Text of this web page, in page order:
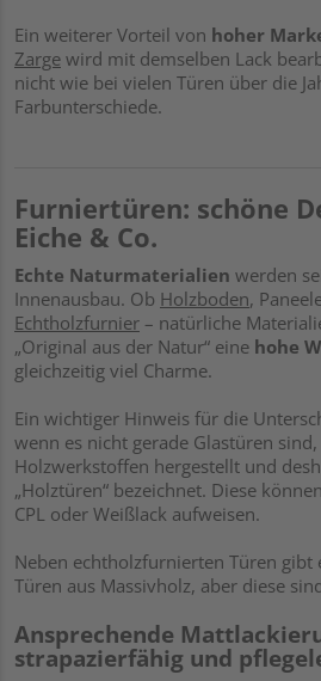
Ein weiterer Vorteil von hoher
Zarge wird mit demselben Lack
nicht wie bei vielen Türen über die
Farbunterschiede.
Furniertüren: schöne
Eiche & Co.
Echte Naturmaterialien werden
Innenausbau. Ob Holzboden,
Echtholzfurnier – natürliche
„Original aus der Natur“ eine hohe
gleichzeitig viel Charme.
Ein wichtiger Hinweis für die
wenn es nicht gerade Glastüren
Holzwerkstoffen hergestellt und
„Holztüren“ bezeichnet. Diese
CPL oder Weißlack aufweisen.
Neben echtholzfurnierten Türen gibt
Türen aus Massivholz, aber diese
Ansprechende
strapazierfähig und